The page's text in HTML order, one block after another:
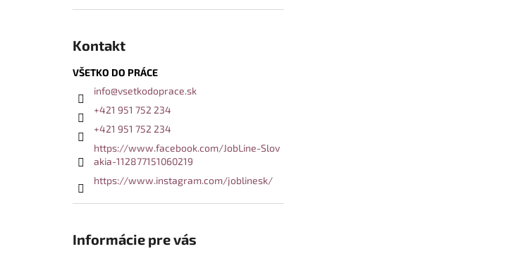
Kontakt
VŠETKO DO PRÁCE
info@vsetkodoprace.sk
+421 951 752 234
+421 951 752 234
https://www.facebook.com/JobLine-Slov
akia-112877151060219
https://www.instagram.com/joblinesk/
Informácie pre vás